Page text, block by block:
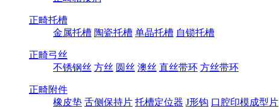
正畸托槽
金属托槽 陶瓷托槽 单晶托槽 自锁托槽
正畸弓丝
不锈钢丝 方丝 圆丝 澳丝 直丝带环 方丝带环
正畸附件
橡皮垫 舌侧保持片 托槽定位器 J形钩 口腔印模成型片